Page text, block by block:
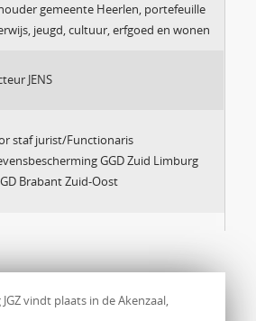
gemeente Heerlen, portefeuille
jeugd, cultuur, erfgoed en wonen
JENS
staf jurist/Functionaris
GGD Zuid Limburg
Brabant Zuid-Oost
vindt plaats in de Akenzaal,